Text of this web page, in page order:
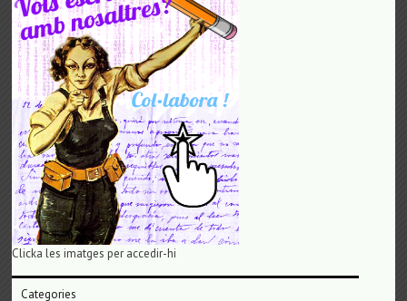
Clicka les imatges per accedir-hi
Categories